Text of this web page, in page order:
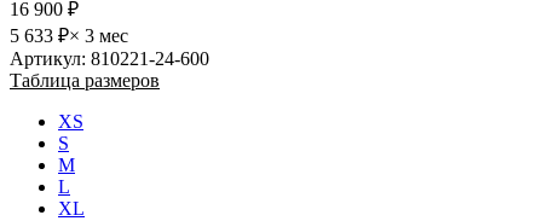
16 900 ₽
5 633 ₽× 3 мес
Артикул: 810221-24-600
Таблица размеров
XS
S
M
L
XL